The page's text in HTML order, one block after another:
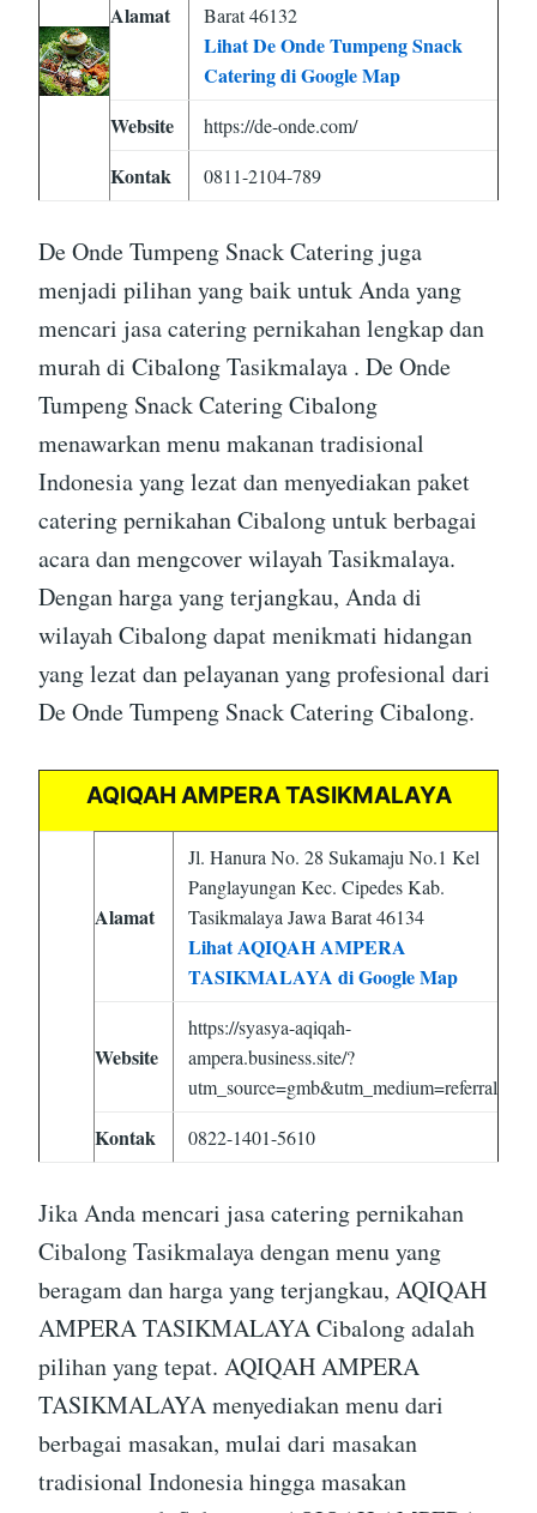
Alamat
Barat 46132
Lihat De Onde Tumpeng Snack
Catering di Google Map
Website
https://de-onde.com/
Kontak 0811-2104-789
De Onde Tumpeng Snack Catering juga
menjadi pilihan yang baik untuk Anda yang
mencari jasa catering pernikahan lengkap dan
murah di Cibalong Tasikmalaya . De Onde
Tumpeng Snack Catering Cibalong
menawarkan menu makanan tradisional
Indonesia yang lezat dan menyediakan paket
catering pernikahan Cibalong untuk berbagai
acara dan mengcover wilayah Tasikmalaya.
Dengan harga yang terjangkau, Anda di
wilayah Cibalong dapat menikmati hidangan
yang lezat dan pelayanan yang profesional dari
De Onde Tumpeng Snack Catering Cibalong.
AQIQAH AMPERA TASIKMALAYA
Alamat
Jl. Hanura No. 28 Sukamaju No.1 Kel
Panglayungan Kec. Cipedes Kab.
Tasikmalaya Jawa Barat 46134
Lihat AQIQAH AMPERA
TASIKMALAYA di Google Map
Website
https://syasya-aqiqah-
ampera.business.site/?
utm_source=gmb&utm_medium=referral
Kontak 0822-1401-5610
Jika Anda mencari jasa catering pernikahan
Cibalong Tasikmalaya dengan menu yang
beragam dan harga yang terjangkau, AQIQAH
AMPERA TASIKMALAYA Cibalong adalah
pilihan yang tepat. AQIQAH AMPERA
TASIKMALAYA menyediakan menu dari
berbagai masakan, mulai dari masakan
tradisional Indonesia hingga masakan